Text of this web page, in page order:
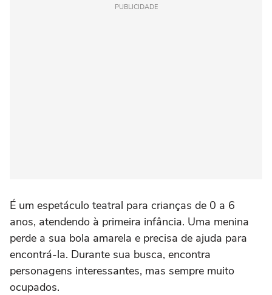
PUBLICIDADE
É um espetáculo teatral para crianças de 0 a 6
anos, atendendo à primeira infância. Uma menina
perde a sua bola amarela e precisa de ajuda para
encontrá-la. Durante sua busca, encontra
personagens interessantes, mas sempre muito
ocupados.